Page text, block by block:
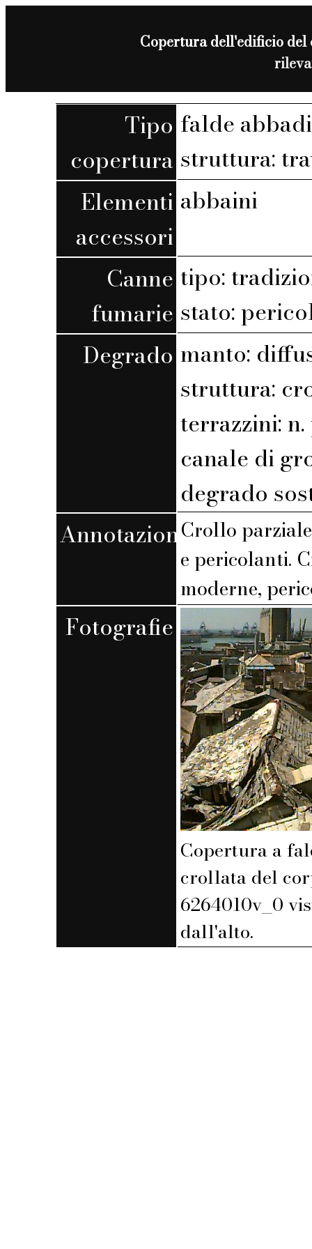
Copertura dell'edificio
Tipo
copertura
falde
struttura:
Elementi
accessori
abbaini
Canne
fumarie
tipo:
stato:
Degrado manto:
struttura:
terrazzini: n.
canale di
degrado
AnnotazioniCrollo
e pericolanti.
moderne,
Fotografie
Copertura a
crollata del
6264010v_0
dall'alto.